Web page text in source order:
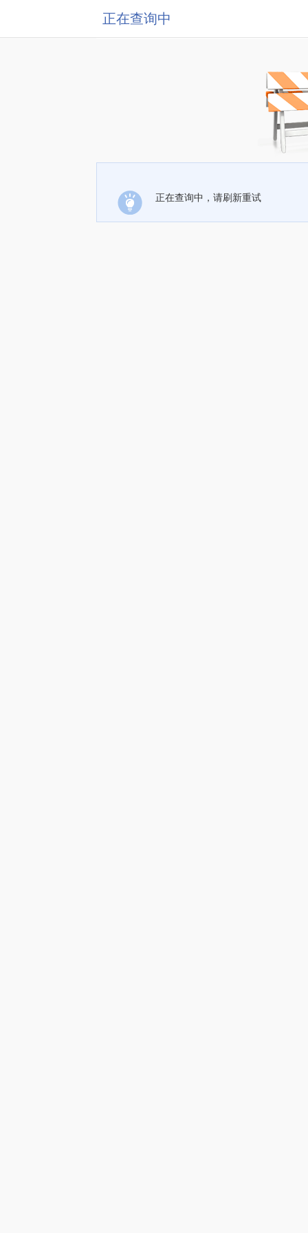
正在查询中
正在查询中，请刷新重试